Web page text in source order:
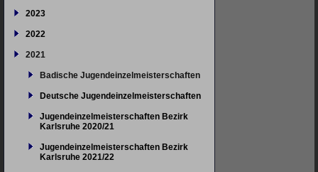
2023
2022
2021
Badische Jugendeinzelmeisterschaften
Deutsche Jugendeinzelmeisterschaften
Jugendeinzelmeisterschaften Bezirk
Karlsruhe 2020/21
Jugendeinzelmeisterschaften Bezirk
Karlsruhe 2021/22